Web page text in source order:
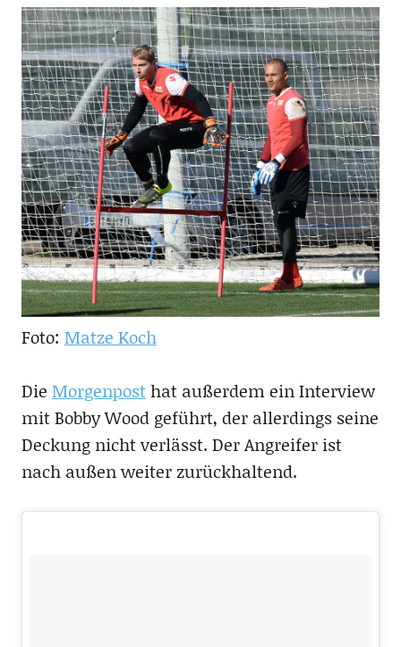
Foto: Matze Koch
Die Morgenposthat außerdem ein Interview
mit Bobby Wood geführt, der allerdings seine
Deckung nicht verlässt. Der Angreifer ist
nach außen weiter zurückhaltend.